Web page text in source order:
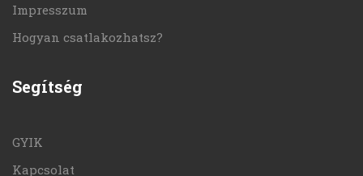
Impresszum
Hogyan csatlakozhatsz?
Segítség
GYIK
Kapcsolat